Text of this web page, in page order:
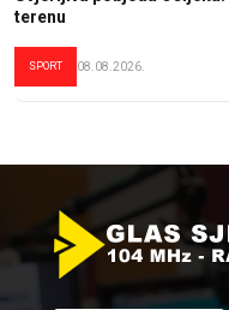
terenu
SPORT 08.08.2026.